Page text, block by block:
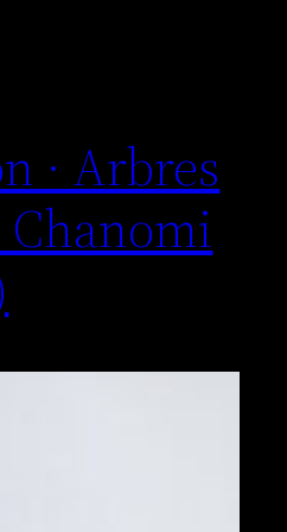
· Arbres
Chanomi